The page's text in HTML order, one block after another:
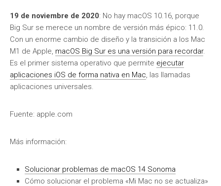
19 de noviembre de 2020: No hay macOS 10.16, porque
Big Sur se merece un nombre de versión más épico: 11.0.
Con un enorme cambio de diseño y la transición a los Mac
M1 de Apple, macOS Big Sur es una versión para recordar.
Es el primer sistema operativo que permite ejecutar
aplicaciones iOS de forma nativa en Mac, las llamadas
aplicaciones universales.
Fuente: apple.com
Más información:
Solucionar problemas de macOS 14 Sonoma
Cómo solucionar el problema «Mi Mac no se actualiza»